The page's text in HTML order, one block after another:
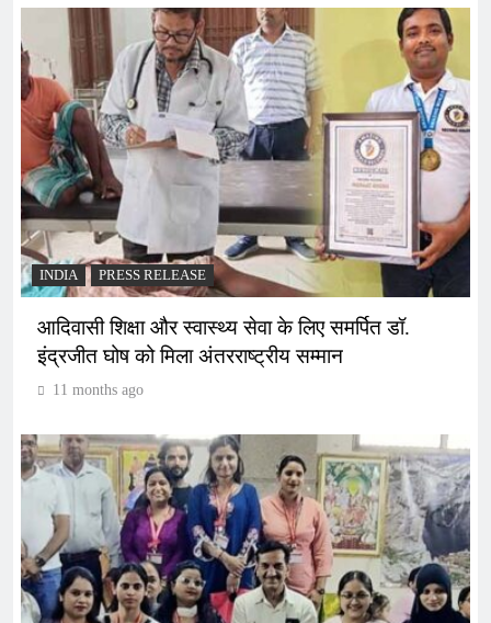
INDIA PRESS RELEASE
आदिवासी शिक्षा और स्वास्थ्य सेवा के लिए समर्पित डॉ.
इंद्रजीत घोष को मिला अंतरराष्ट्रीय सम्मान
11 months ago